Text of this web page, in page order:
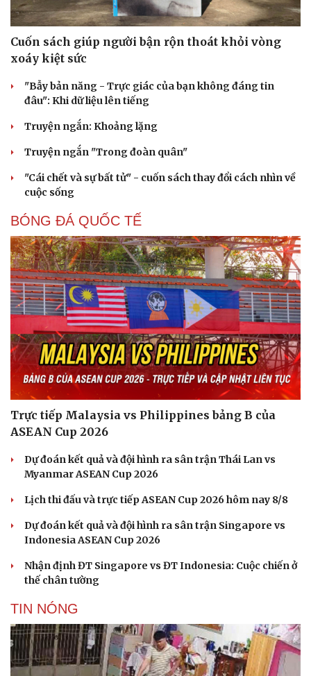
Du lịch
Tư vấn
Săn Tour
check-in
Podcast
Câu chuyện thời sự
Đọc truyện đêm khuya
Cửa sổ tình yêu
Kể chuyện cho bé
Hạt giống tâm hồn
Cuốn sách giúp người bận rộn thoát khỏi vòng
xoáy kiệt sức
"Bẫy bản năng - Trực giác của bạn không đáng tin
đâu": Khi dữ liệu lên tiếng
Truyện ngắn: Khoảng lặng
Truyện ngắn "Trong đoàn quân"
"Cái chết và sự bất tử" - cuốn sách thay đổi cách nhìn về
cuộc sống
BÓNG ĐÁ QUỐC TẾ
Trực tiếp Malaysia vs Philippines bảng B của
ASEAN Cup 2026
Dự đoán kết quả và đội hình ra sân trận Thái Lan vs
Myanmar ASEAN Cup 2026
Lịch thi đấu và trực tiếp ASEAN Cup 2026 hôm nay 8/8
Dự đoán kết quả và đội hình ra sân trận Singapore vs
Indonesia ASEAN Cup 2026
Nhận định ĐT Singapore vs ĐT Indonesia: Cuộc chiến ở
thế chân tường
TIN NÓNG